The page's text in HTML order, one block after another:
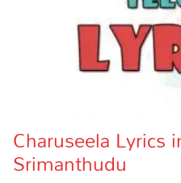
Charuseela Lyrics
Srimanthudu